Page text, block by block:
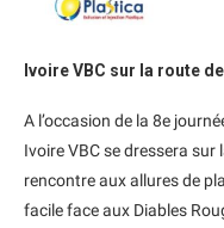
Ivoire VBC sur la route
A l’occasion de la 8e
Ivoire VBC se dressera
rencontre aux allures de
facile face aux Diables